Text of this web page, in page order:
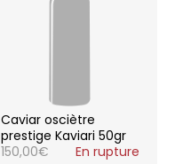
Caviar osciètre
prestige Kaviari 50gr
150,00€ En rupture